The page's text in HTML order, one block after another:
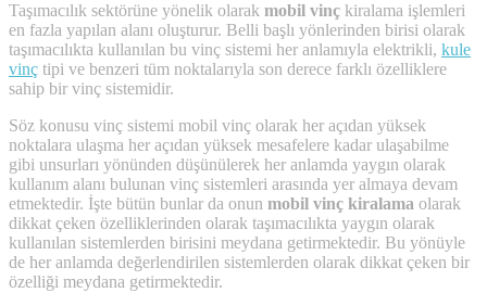
Taşımacılık sektörüne yönelik olarak mobil vinç kiralama işlemleri
en fazla yapılan alanı oluşturur. Belli başlı yönlerinden birisi olarak
taşımacılıkta kullanılan bu vinç sistemi her anlamıyla elektrikli, kule
vinç tipi ve benzeri tüm noktalarıyla son derece farklı özelliklere
sahip bir vinç sistemidir.
Söz konusu vinç sistemi mobil vinç olarak her açıdan yüksek
noktalara ulaşma her açıdan yüksek mesafelere kadar ulaşabilme
gibi unsurları yönünden düşünülerek her anlamda yaygın olarak
kullanım alanı bulunan vinç sistemleri arasında yer almaya devam
etmektedir. İşte bütün bunlar da onun mobil vinç kiralama olarak
dikkat çeken özelliklerinden olarak taşımacılıkta yaygın olarak
kullanılan sistemlerden birisini meydana getirmektedir. Bu yönüyle
de her anlamda değerlendirilen sistemlerden olarak dikkat çeken bir
özelliği meydana getirmektedir.